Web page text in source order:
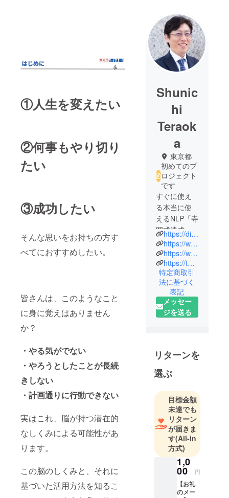
①人生を変えたい
②何事もやり切り
たい
③成功したい
そんな思いをお持ちの方す
べてにおすすめしたい。
皆さんは、このようなこと
に身に覚えはありません
か？
・やる気がでない
・やろうとしたことが長続
きしない
・計画通りに行動できない
実はこれ、脳が持つ潜在的
なしくみによる可能性があ
ります。
この脳のしくみと、それに
基づいた活用方法を知るこ
Shunic
hi
Teraok
a
東京都
初めてのプ
ロジェクト
です
すぐに使え
る本当に使
えるNLP「寺
岡式達成脳
トレーニン
グ」
達成脳ト
レーナー
中学時代に
ひどいイジ
メにあい周
方がいない
き、極度の
に。何度も
この世から
いなった方
が楽になる
と思ったこ
とも。それ
以来、ある
程度人間関
係の距離感
https://divertirlespoir.wixsite.com/espoir
https://www.facebook.com/tershuner/
https://www.instagram.com/tershuner
https://twitter.com/tershuner
特定商取引
法に基づく
表記
メッセー
ジを送る
リターンを
選ぶ
目標金額
未達でも
リターン
が届きま
す(All-in
方式)
1,0
00 円
【お礼
のメー